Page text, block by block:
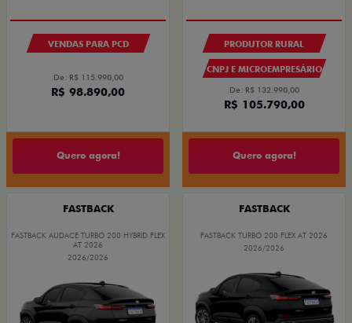
VENDAS PARA PCD
De: R$ 115.990,00
R$ 98.890,00
Quero agora!
PRODUTOR RURAL
CNPJ E MICROEMPRESÁRIO
De: R$ 132.990,00
R$ 105.790,00
Quero agora!
FASTBACK
FASTBACK AUDACE TURBO 200 HYBRID FLEX
AT 2026
2026/2026
FASTBACK
FASTBACK TURBO 200 FLEX AT 2026
2026/2026